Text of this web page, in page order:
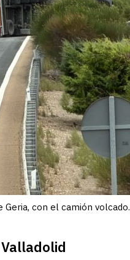
con el camión volcado.